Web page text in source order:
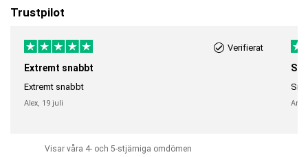
Trustpilot
Verifierat
Extremt snabbt
Extremt snabbt
Alex, 19 juli
Visar våra 4- och 5-stjärniga omdömen